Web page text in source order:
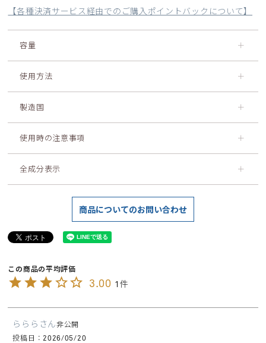
【各種決済サービス経由でのご購入ポイントバックについて】
容量 ＋
使用方法 ＋
製造国 ＋
使用時の注意事項 ＋
全成分表示 ＋
商品についてのお問い合わせ
3.00 1
ららら
非公開
投稿日
2026/05/20